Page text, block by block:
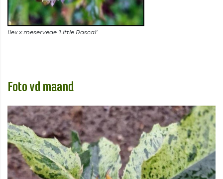
Ilex x meserveae 'Little Rascal'
Foto vd maand